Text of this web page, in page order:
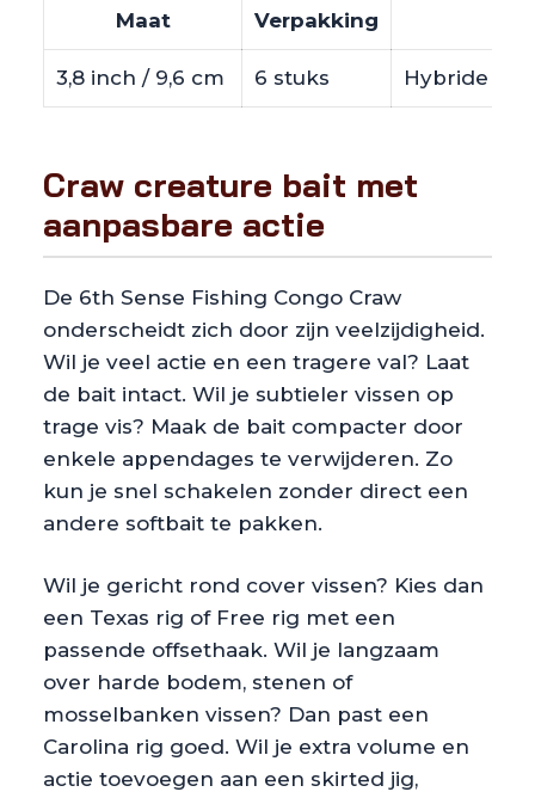
Maat Verpakking
3,8 inch / 9,6 cm 6 stuks Hybride
Craw creature bait met
aanpasbare actie
De 6th Sense Fishing Congo Craw
onderscheidt zich door zijn veelzijdigheid.
Wil je veel actie en een tragere val? Laat
de bait intact. Wil je subtieler vissen op
trage vis? Maak de bait compacter door
enkele appendages te verwijderen. Zo
kun je snel schakelen zonder direct een
andere softbait te pakken.
Wil je gericht rond cover vissen? Kies dan
een Texas rig of Free rig met een
passende offsethaak. Wil je langzaam
over harde bodem, stenen of
mosselbanken vissen? Dan past een
Carolina rig goed. Wil je extra volume en
actie toevoegen aan een skirted jig,